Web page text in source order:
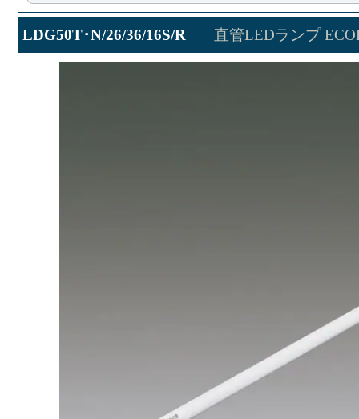
LDG50T･N/26/36/16S/R 直管LEDランプ